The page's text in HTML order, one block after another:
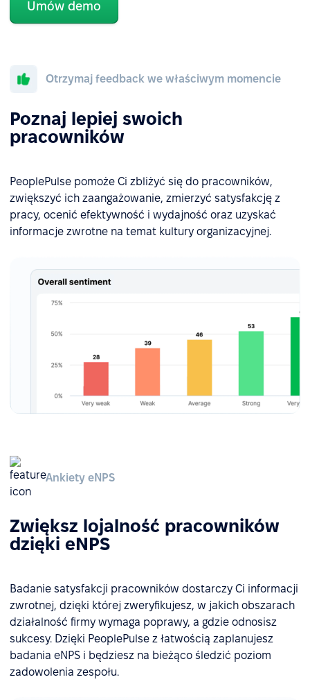
Umów demo
Otrzymaj feedback we właściwym momencie
Poznaj lepiej swoich
pracowników
PeoplePulse pomoże Ci zbliżyć się do pracowników,
zwiększyć ich zaangażowanie, zmierzyć satysfakcję z
pracy, ocenić efektywność i wydajność oraz uzyskać
informacje zwrotne na temat kultury organizacyjnej.
Ankiety eNPS
Zwiększ lojalność pracowników
dzięki eNPS
Badanie satysfakcji pracowników dostarczy Ci informacji
zwrotnej, dzięki której zweryfikujesz, w jakich obszarach
działalność firmy wymaga poprawy, a gdzie odnosisz
sukcesy. Dzięki PeoplePulse z łatwością zaplanujesz
badania eNPS i będziesz na bieżąco śledzić poziom
zadowolenia zespołu.